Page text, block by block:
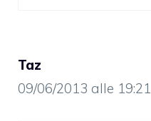
Taz
09/06/2013 alle 19:21